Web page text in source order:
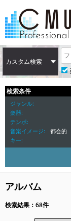
カスタム検索
検索条件
ジャンル
楽器
テンポ
音楽イメージ
都会的
キー
アルバム
検索結果：68件